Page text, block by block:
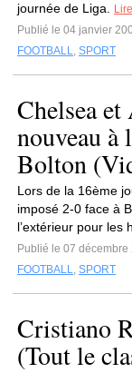
journée de Liga.
Publié le 04 janvier
FOOTBALL, SPORT
Chelsea et
nouveau à
Bolton
Lors de la 16ème
imposé 2-0 face à
l’extérieur pour les
Publié le 07 décembre
FOOTBALL, SPORT
Cristiano
(Tout le